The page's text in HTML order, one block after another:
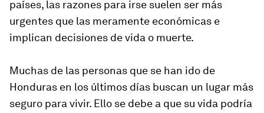
países, las razones para irse suelen ser más
urgentes que las meramente económicas e
implican decisiones de vida o muerte.
Muchas de las personas que se han ido de
Honduras en los últimos días buscan un lugar más
seguro para vivir. Ello se debe a que su vida podría